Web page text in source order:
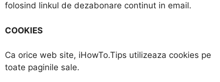
folosind linkul de dezabonare continut in email.
COOKIES
Ca orice web site, iHowTo.Tips utilizeaza cookies pe
toate paginile sale.